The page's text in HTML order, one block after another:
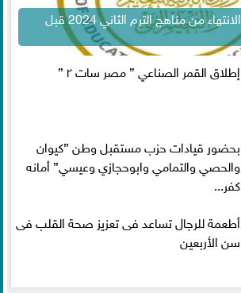
التعليم تشدد على الانتهاء من مناهج الترم الثاني 2024 قبل
إطلاق القمر الصناعي ” مصر سات ٢ ”
بحضور قيادات حزب مستقبل وطن ”كيوان
والحصي والتمامي وابوحجازي وعيسي” أمانه
كفر...
أطعمة للرجال تساعد فى تعزيز صحة القلب فى
سن الأربعين